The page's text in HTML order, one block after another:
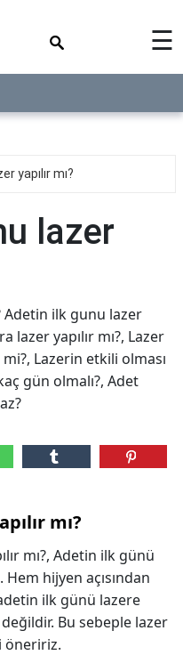
☰
yapılır mı?
lazer
Adetin ilk gunu lazer
lazer yapılır mı?, Lazer
Lazerin etkili olması
gün olmalı?, Adet
mı?
mı?, Adetin ilk günü
hijyen açısından
ilk günü lazere
Bu sebeple lazer
öneririz.